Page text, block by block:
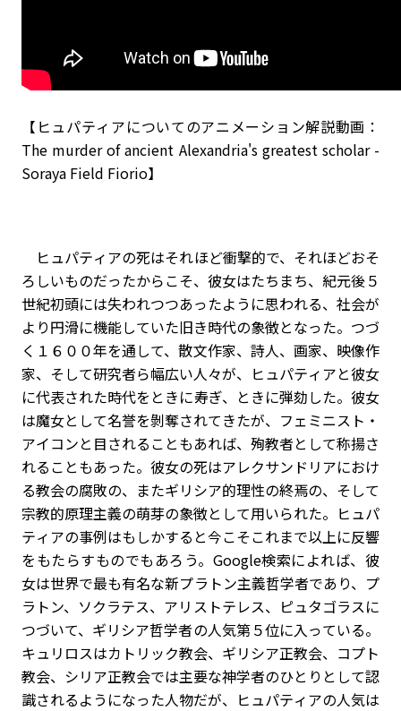
【ヒュパティアについてのアニメーション解説動画：
The murder of ancient Alexandria's greatest scholar -
Soraya Field Fiorio】
ヒュパティアの死はそれほど衝撃的で、それほどおそ
ろしいものだったからこそ、彼女はたちまち、紀元後５
世紀初頭には失われつつあったように思われる、社会が
より円滑に機能していた旧き時代の象徴となった。つづ
く１６００年を通して、散文作家、詩人、画家、映像作
家、そして研究者ら幅広い人々が、ヒュパティアと彼女
に代表された時代をときに寿ぎ、ときに弾劾した。彼女
は魔女として名誉を剝奪されてきたが、フェミニスト・
アイコンと目されることもあれば、殉教者として称揚さ
れることもあった。彼女の死はアレクサンドリアにおけ
る教会の腐敗の、またギリシア的理性の終焉の、そして
宗教的原理主義の萌芽の象徴として用いられた。ヒュパ
ティアの事例はもしかすると今こそこれまで以上に反響
をもたらすものでもあろう。Google検索によれば、彼
女は世界で最も有名な新プラトン主義哲学者であり、プ
ラトン、ソクラテス、アリストテレス、ピュタゴラスに
つづいて、ギリシア哲学者の人気第５位に入っている。
キュリロスはカトリック教会、ギリシア正教会、コプト
教会、シリア正教会では主要な神学者のひとりとして認
識されるようになった人物だが、ヒュパティアの人気は